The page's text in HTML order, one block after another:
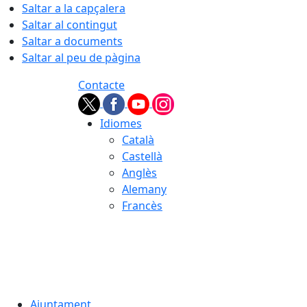
Saltar a la capçalera
Saltar al contingut
Saltar a documents
Saltar al peu de pàgina
Contacte
Idiomes
Català
Castellà
Anglès
Alemany
Francès